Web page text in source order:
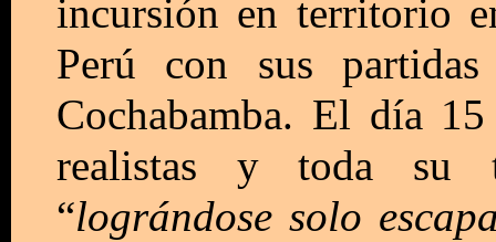
incursión en territorio
Perú con sus
Cochabamba. El día
realistas y toda su
“lográndose solo